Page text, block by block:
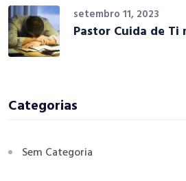
setembro 11, 2023
Pastor Cuida de Ti
Categorias
Sem Categoria